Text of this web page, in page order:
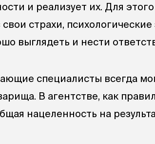
и реализует их. Для
свои страхи,
выглядеть и нести
специалисты всегда
В агентстве, как
нацеленность на